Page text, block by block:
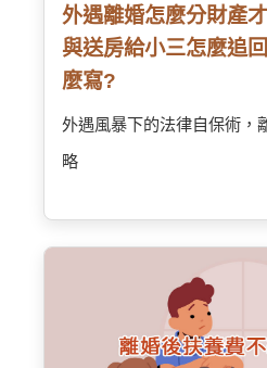
外遇離婚怎麼分財產
與送房給小三怎麼追
麼寫?
外遇風暴下的法律自保術，
略